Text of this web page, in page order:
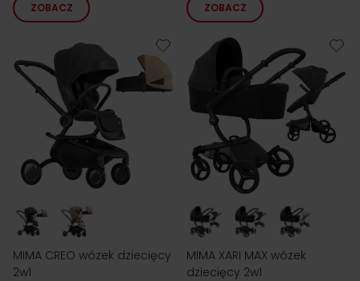
ZOBACZ ZOBACZ
MIMA CREO wózek dziecięcy
2w1
MIMA XARI MAX wózek
dziecięcy 2w1